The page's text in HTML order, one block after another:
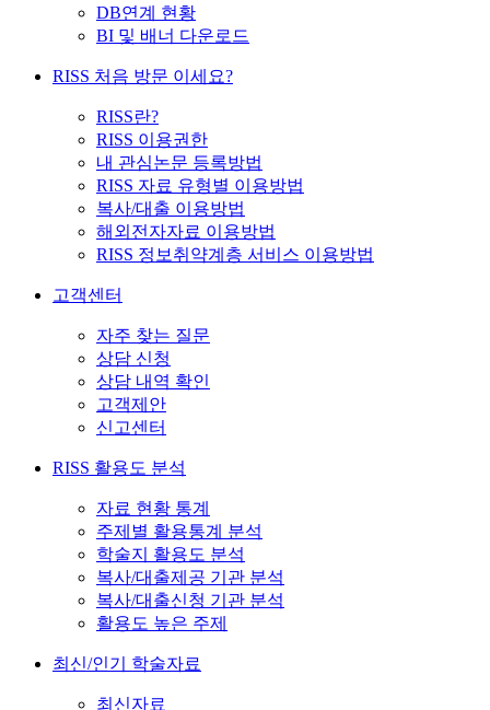
DB연계 현황
BI 및 배너 다운로드
RISS 처음 방문 이세요?
RISS란?
RISS 이용권한
내 관심논문 등록방법
RISS 자료 유형별 이용방법
복사/대출 이용방법
해외전자자료 이용방법
RISS 정보취약계층 서비스 이용방법
고객센터
자주 찾는 질문
상담 신청
상담 내역 확인
고객제안
신고센터
RISS 활용도 분석
자료 현황 통계
주제별 활용통계 분석
학술지 활용도 분석
복사/대출제공 기관 분석
복사/대출신청 기관 분석
활용도 높은 주제
최신/인기 학술자료
최신자료